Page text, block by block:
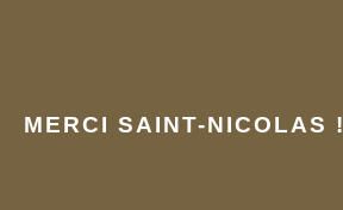
MERCI SAINT-NICOLAS !